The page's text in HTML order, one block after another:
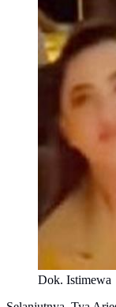
Dok. Istimewa